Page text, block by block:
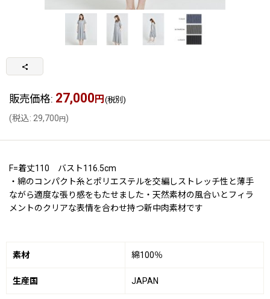
販売価格: 27,000 円 (税別)
(税込: 29,700円)
F=着丈110 バスト116.5cm
・綿のコンパクト糸とポリエステルを交編しストレッチ性と薄手
ながら適度な張り感をもたせました・天然素材の風合いとフィラ
メントのクリアな表情を合わせ持つ新中肉素材です
素材 綿100％
生産国 JAPAN